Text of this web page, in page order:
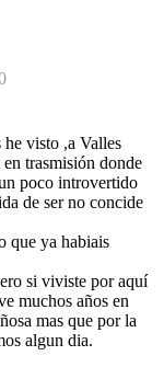
visto ,a Valles
trasmisión donde
poco introvertido
de ser no concide
que ya habiais
si viviste por aquí
muchos años en
mas que por la
algun dia.